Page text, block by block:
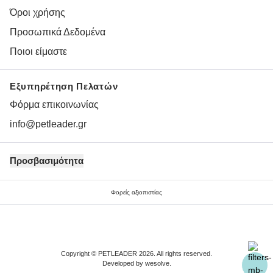
Όροι χρήσης
Προσωπικά Δεδομένα
Ποιοι είμαστε
Εξυπηρέτηση Πελατών
Φόρμα επικοινωνίας
info@petleader.gr
Προσβασιμότητα
Φορείς αξιοπιστίας
Copyright © PETLEADER 2026. All rights reserved.
Developed by wesolve.